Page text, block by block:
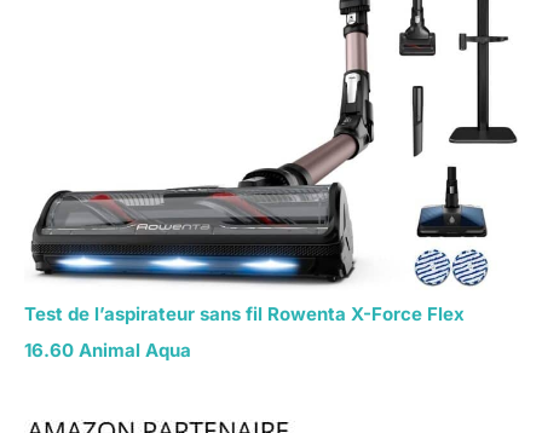
Test de l’aspirateur sans fil Rowenta X-Force Flex
16.60 Animal Aqua